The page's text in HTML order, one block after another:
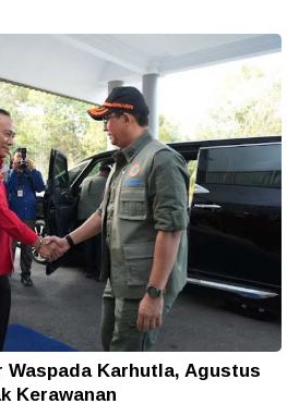
Waspada Karhutla, Agustus
Kerawanan